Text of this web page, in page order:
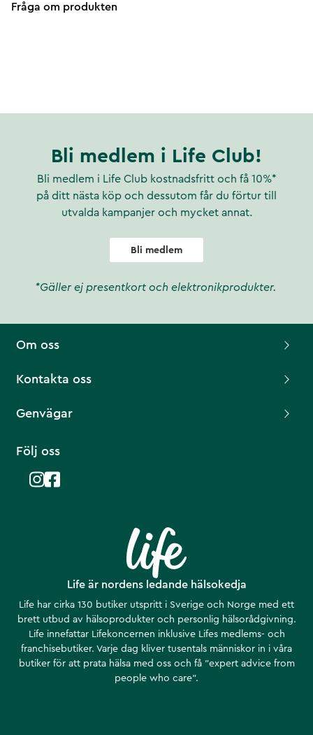
Fråga om produkten
Bli medlem i Life Club!
Bli medlem i Life Club kostnadsfritt och få 10%*
på ditt nästa köp och dessutom får du förtur till
utvalda kampanjer och mycket annat.
Bli medlem
*Gäller ej presentkort och elektronikprodukter.
Life är nordens ledande hälsokedja
Life har cirka 130 butiker utspritt i Sverige och Norge med ett
brett utbud av hälsoprodukter och personlig hälsorådgivning.
Life innefattar Lifekoncernen inklusive Lifes medlems- och
franchisebutiker. Varje dag kliver tusentals människor in i våra
butiker för att prata hälsa med oss och få ”expert advice from
people who care”.
Om oss
Kontakta oss
Genvägar
Följ oss